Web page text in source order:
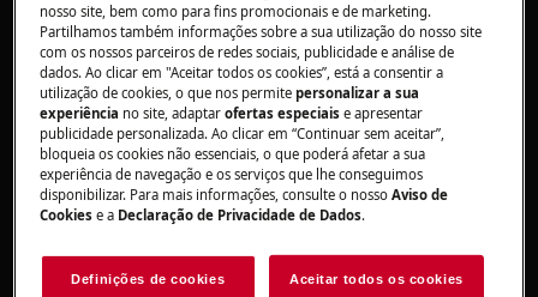
porta no início de um ciclo de lavagem.
Para substituir um vedante danificado ou
com fugas, contacte um Centro de
Assistência Técnica Autorizado.
Este artigo foi útil?
Peças e acessórios
nosso site, bem como para fins promocionais e de marketing.
Partilhamos também informações sobre a sua utilização do nosso site
com os nossos parceiros de redes sociais, publicidade e análise de
dados. Ao clicar em "Aceitar todos os cookies”, está a consentir a
utilização de cookies, o que nos permitepersonalizar a sua
experiência no site, adaptarofertas especiaise apresentar
publicidade personalizada. Ao clicar em “Continuar sem aceitar”,
bloqueia os cookies não essenciais, o que poderá afetar a sua
experiência de navegação e os serviços que lhe conseguimos
disponibilizar. Para mais informações, consulte o nossoAviso de
Cookies e a Declaração de Privacidade de Dados.
Definições de cookies Aceitar todos os cookies